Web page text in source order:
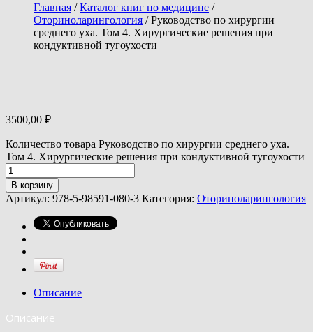
Главная /Каталог книг по медицине /
Оториноларингология / Руководство по хирургии
среднего уха. Том 4. Хирургические решения при
кондуктивной тугоухости
3500,00 ₽
Количество товара Руководство по хирургии среднего уха.
Том 4. Хирургические решения при кондуктивной тугоухости
В корзину
Артикул: 978-5-98591-080-3 Категория: Оториноларингология
Описание
Описание